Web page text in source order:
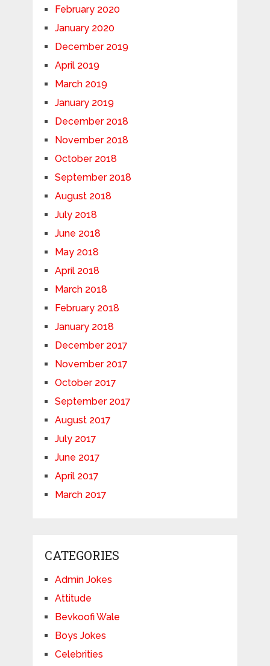
February 2020
January 2020
December 2019
April 2019
March 2019
January 2019
December 2018
November 2018
October 2018
September 2018
August 2018
July 2018
June 2018
May 2018
April 2018
March 2018
February 2018
January 2018
December 2017
November 2017
October 2017
September 2017
August 2017
July 2017
June 2017
April 2017
March 2017
CATEGORIES
Admin Jokes
Attitude
Bevkoofi Wale
Boys Jokes
Celebrities